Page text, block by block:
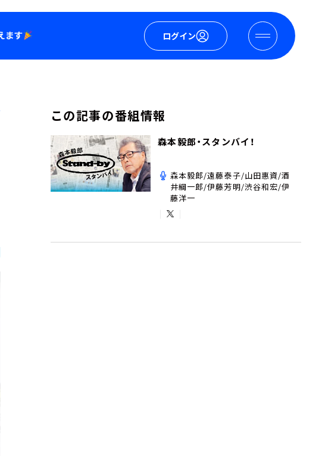
ログイン
この記事の番組情報
森本毅郎・スタンバイ！
森本毅郎/遠藤泰子/山田惠資/酒
井綱一郎/伊藤芳明/渋谷和宏/伊
藤洋一